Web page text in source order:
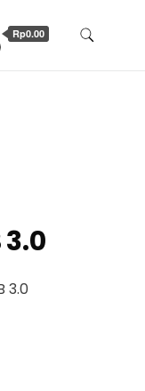
Rp0.00
3.0